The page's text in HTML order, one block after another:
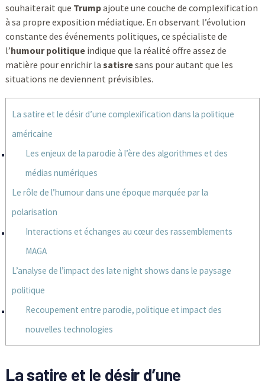
souhaiterait que Trumpajoute une couche de complexification
à sa propre exposition médiatique. En observant l’évolution
constante des événements politiques, ce spécialiste de
l’humour politiqueindique que la réalité offre assez de
matière pour enrichir la satisresans pour autant que les
situations ne deviennent prévisibles.
La satire et le désir d’une complexification dans la politique
américaine
Les enjeux de la parodie à l’ère des algorithmes et des
médias numériques
Le rôle de l’humour dans une époque marquée par la
polarisation
Interactions et échanges au cœur des rassemblements
MAGA
L’analyse de l’impact des late night shows dans le paysage
politique
Recoupement entre parodie, politique et impact des
nouvelles technologies
La satire et le désir d’une